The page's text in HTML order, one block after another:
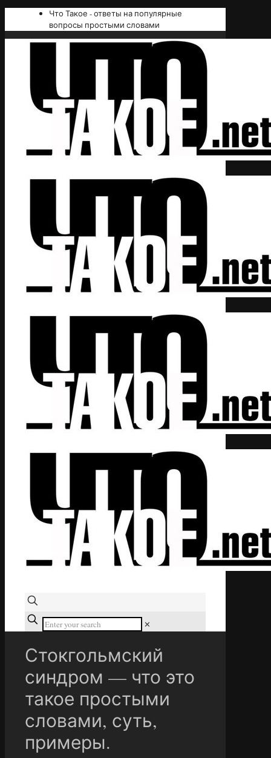
Что Такое - ответы на популярные
вопросы простыми словами
✕
Стокгольмский
синдром — что это
такое простыми
словами, суть,
примеры.